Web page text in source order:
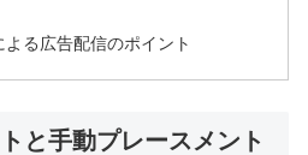
る広告配信のポイント
と手動プレースメント